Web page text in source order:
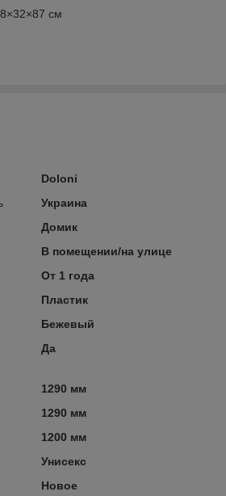
см
Doloni
Украина
Домик
В помещении/на улице
От 1 года
Пластик
Бежевый
Да
1290 мм
1290 мм
1200 мм
Унисекс
Новое